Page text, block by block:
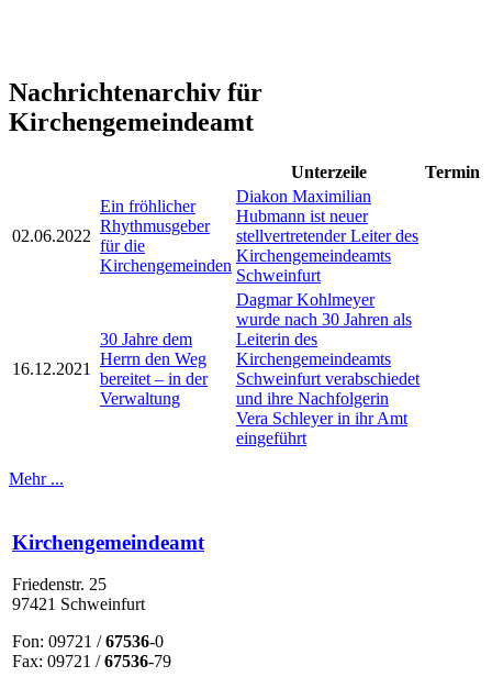
Nachrichtenarchiv für
Kirchengemeindeamt
Unterzeile Termin
02.06.2022
Ein fröhlicher
Rhythmusgeber
für die
Kirchengemeinden
Diakon Maximilian
Hubmann ist neuer
stellvertretender Leiter des
Kirchengemeindeamts
Schweinfurt
16.12.2021
30 Jahre dem
Herrn den Weg
bereitet – in der
Verwaltung
Dagmar Kohlmeyer
wurde nach 30 Jahren als
Leiterin des
Kirchengemeindeamts
Schweinfurt verabschiedet
und ihre Nachfolgerin
Vera Schleyer in ihr Amt
eingeführt
Mehr ...
Kirchengemeindeamt
Friedenstr. 25
97421 Schweinfurt
Fon: 09721 /67536-0
Fax: 09721 /67536-79